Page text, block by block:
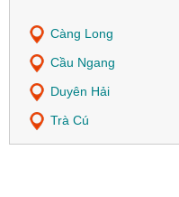
Càng Long
Cầu Ngang
Duyên Hải
Trà Cú